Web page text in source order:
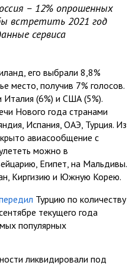
– 12% опрошенных
встретить 2021 год
сервиса
его выбрали 8,8%
место, получив 7% голосов.
Италия (6%) и США (5%).
Нового года странами
Испания, ОАЭ, Турция. Из
авиасообщение с
можно в
Египет, на Мальдивы.
Киргизию и Южную Корею.
Турцию по количеству
текущего года
популярных
ликвидировали под